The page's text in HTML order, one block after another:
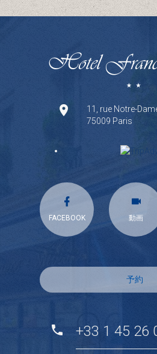
11, rue Notre-
75009 Paris
FACEBOOK 動画
予約
+33 1 45 26